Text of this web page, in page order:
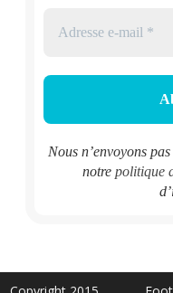
Nous n’envoyons
notre politique